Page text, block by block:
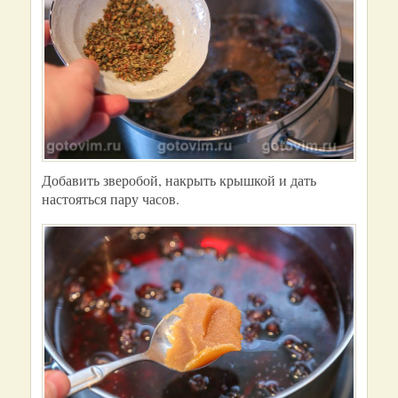
Добавить зверобой, накрыть крышкой и дать
настояться пару часов.